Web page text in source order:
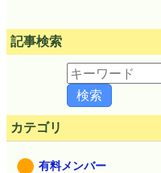
記事検索
カテゴリ
有料メンバー